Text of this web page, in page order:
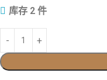
库存 2 件